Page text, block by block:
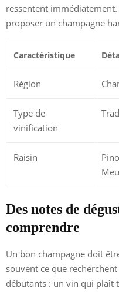
ressentent
proposer un champagne
Caractéristique
Région
Type de
vinification
Raisin
Des notes de
comprendre
Un bon champagne doit
souvent ce que
débutants : un vin qui plaît